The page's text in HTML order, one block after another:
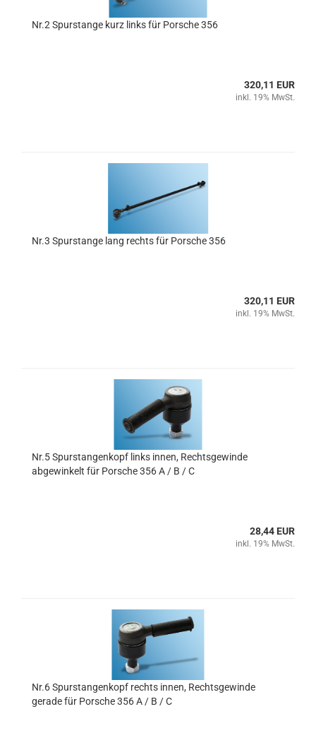
Nr.2 Spurstange kurz links für Porsche 356
320,11 EUR
inkl. 19% MwSt.
Nr.3 Spurstange lang rechts für Porsche 356
320,11 EUR
inkl. 19% MwSt.
Nr.5 Spurstangenkopf links innen, Rechtsgewinde
abgewinkelt für Porsche 356 A / B / C
28,44 EUR
inkl. 19% MwSt.
Nr.6 Spurstangenkopf rechts innen, Rechtsgewinde
gerade für Porsche 356 A / B / C